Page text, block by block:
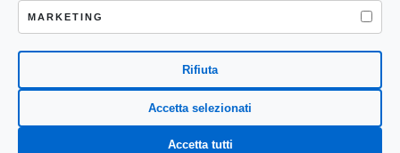
MARKETING
Rifiuta
Accetta selezionati
Accetta tutti
Sede Legale: CASERTA – VIA LORENZO MARIA
NERONI 11 CAP 81100